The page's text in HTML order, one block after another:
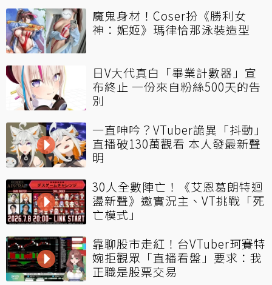
魔鬼身材！Coser扮《勝利女
神：妮姬》瑪律恰那泳裝造型
日V大代真白「畢業計數器」宣
布終止 一份來自粉絲500天的告
別
一直呻吟？VTuber詭異「抖動」
直播破130萬觀看 本人發最新聲
明
30人全數陣亡！《艾恩葛朗特迴
盪新聲》邀實況主、VT挑戰「死
亡模式」
靠聊股市走紅！台VTuber珂賽特
婉拒觀眾「直播看盤」要求：我
正職是股票交易